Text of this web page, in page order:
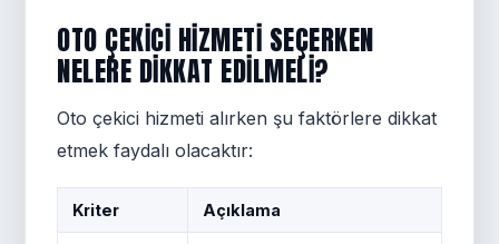
OTO ÇEKICI HIZMETI SEÇERKEN
NELERE DIKKAT EDILMELI?
Oto çekici hizmeti alırken şu faktörlere dikkat
etmek faydalı olacaktır:
Kriter Açıklama